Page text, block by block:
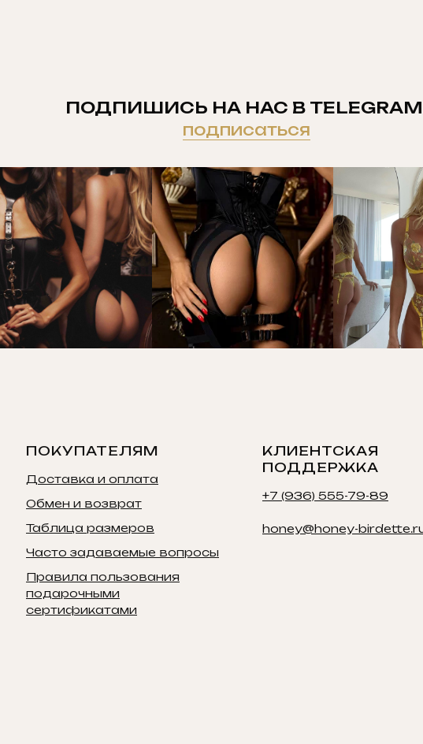
ПОДПИШИСЬ НА НАС В
подписаться
ПОКУПАТЕЛЯМ
Доставка и оплата
Обмен и возврат
Таблица размеров
Часто задаваемые вопросы
Правила пользования
подарочными
сертификатами
КЛИЕНТСКАЯ
ПОДДЕРЖКА
+7 (936) 555-79-89
honey@honey-